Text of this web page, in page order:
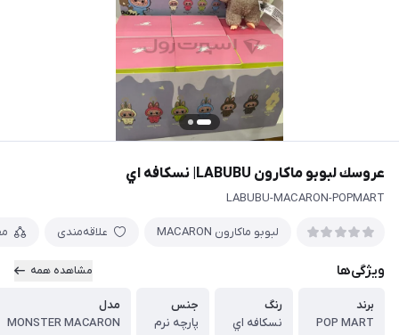
عروسك لبوبو ماكارون LABUBU| نسكافه اي
LABUBU-MACARON-POPMART
لبوبو ماكارون MACARON علاقه‌مندی
ویژگی‌ها مشاهده همه
برند
POP MART
رنگ
نسكافه اي
جنس
پارچه نرم
مدل
MONSTER MACARON